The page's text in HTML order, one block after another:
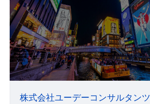
株式会社ユーデーコンサルタンツ